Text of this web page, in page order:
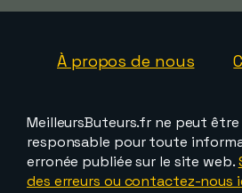
À propos de nous
MeilleursButeurs.fr ne peut
responsable pour toute
erronée publiée sur le site web.
des erreurs ou contactez-nous